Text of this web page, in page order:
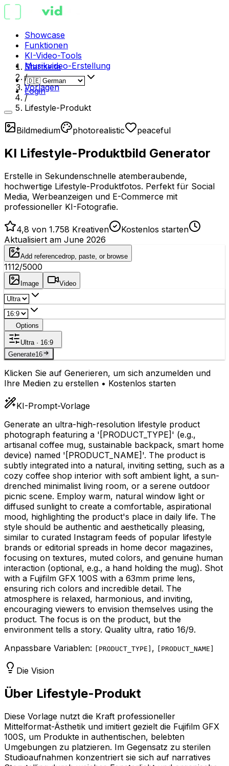
Showcase
Funktionen
KI-Video-Tools
Musikvideo-Erstellung
Login
Startseite
/
Vorlagen
/
Lifestyle-Produkt
Bildmedium photorealistic peaceful
KI Lifestyle-Produktbild Generator
Erstelle in Sekundenschnelle atemberaubende,
hochwertige Lifestyle-Produktfotos. Perfekt für Social
Media, Werbeanzeigen und E-Commerce mit
professioneller KI-Fotografie.
4,8 von 1.758 Kreativen
Kostenlos starten
Aktualisiert am June 2026
Add referencedrop, paste, or browse
1112/5000
Image Video
Options
Ultra · 16:9
Generate16
Klicken Sie auf Generieren, um sich anzumelden und
Ihre Medien zu erstellen • Kostenlos starten
KI-Prompt-Vorlage
Generate an ultra-high-resolution lifestyle product
photograph featuring a ' [PRODUCT_TYPE] ' (e.g.,
artisanal coffee mug, sustainable backpack, smart home
device) named ' [PRODUCT_NAME] '. The product is
subtly integrated into a natural, inviting setting, such as a
cozy coffee shop interior with soft ambient light, a sun-
drenched minimalist living room, or a serene outdoor
picnic scene. Employ warm, natural window light or
diffused sunlight to create a comfortable, aspirational
mood, highlighting the product's place in daily life. The
style should be authentic and aesthetically pleasing,
similar to curated Instagram feeds of popular lifestyle
brands or editorial spreads in home decor magazines,
focusing on textures, muted colors, and genuine human
interaction (optional, e.g., a hand holding the mug). Shot
with a Fujifilm GFX 100S with a 63mm prime lens,
ensuring rich colors and incredible detail. The
atmosphere is relaxed, harmonious, and inviting,
encouraging viewers to envision themselves using the
product. The focus is on the product, but the
environment tells a story. Quality ultra, ratio 16/9.
Anpassbare Variablen:
PRODUCT_TYPE , PRODUCT_NAME
Die Vision
Über Lifestyle-Produkt
Diese Vorlage nutzt die Kraft professioneller
Mittelformat-Ästhetik und imitiert gezielt die Fujifilm GFX
100S, um Produkte in authentischen, belebten
Umgebungen zu platzieren. Im Gegensatz zu sterilen
Studioaufnahmen konzentriert sie sich auf narratives